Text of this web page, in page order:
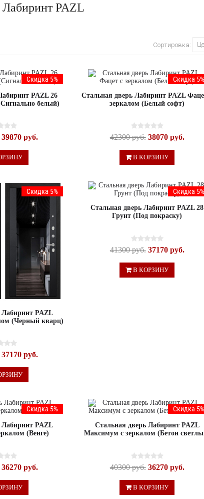
Лабиринт PAZL
Сортировка:
Скидка 5%
PAZL 26
белый)
39870 руб.
Скидка 5%
Стальная дверь Лабиринт PAZL
зеркалом (Белый софт)
42300 руб. 38070 руб.
В КОРЗИНУ
Скидка 5%
Лабиринт PAZL
(Черный кварц)
37170 руб.
Скидка 5%
Стальная дверь Лабиринт PAZL 28
Грунт (Под покраску)
41300 руб. 37170 руб.
В КОРЗИНУ
Скидка 5%
Лабиринт PAZL
(Венге)
36270 руб.
Скидка 5%
Стальная дверь Лабиринт PAZL
Максимум с зеркалом (Бетон
40300 руб. 36270 руб.
В КОРЗИНУ